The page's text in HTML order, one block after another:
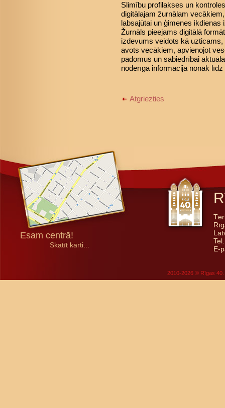
Slimību profilakses un
digitālajam žurnālam
labsajūtai un ģimenes ikdienas
Žurnāls pieejams digitālā
izdevums veidots kā
avots vecākiem, apvienojot
padomus un sabiedrībai
noderīga informācija nonāk
Atgriezties
Esam centrā!
Skatīt karti...
E-
2010-2026 © Rīgas